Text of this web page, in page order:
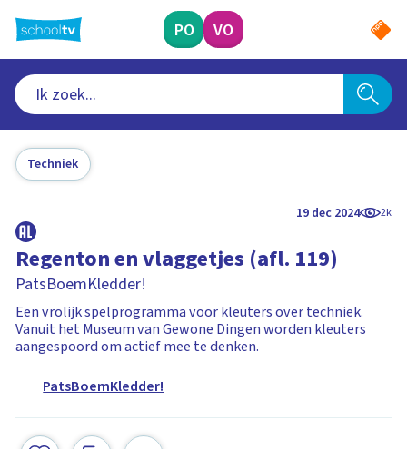
naar
hoofdinhoud
PO VO
Techniek
19 dec 2024 2k
Regenton en vlaggetjes (afl. 119)
PatsBoemKledder!
Een vrolijk spelprogramma voor kleuters over techniek.
Vanuit het Museum van Gewone Dingen worden kleuters
aangespoord om actief mee te denken.
PatsBoemKledder!